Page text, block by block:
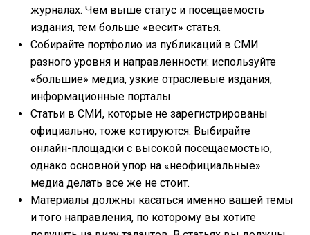
журналах. Чем выше статус и посещаемость
издания, тем больше «весит» статья.
Собирайте портфолио из публикаций в СМИ
разного уровня и направленности: используйте
«большие» медиа, узкие отраслевые издания,
информационные порталы.
Статьи в СМИ, которые не зарегистрированы
официально, тоже котируются. Выбирайте
онлайн-площадки с высокой посещаемостью,
однако основной упор на «неофициальные»
медиа делать все же не стоит.
Материалы должны касаться именно вашей темы
и того направления, по которому вы хотите